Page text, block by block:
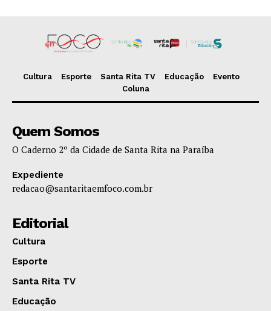
Cultura Esporte Santa Rita TV Educação
Evento
Coluna
Quem Somos
O Caderno 2º da Cidade de Santa Rita na Paraíba
Expediente
redacao@santaritaemfoco.com.br
Editorial
Cultura
Esporte
Santa Rita TV
Educação